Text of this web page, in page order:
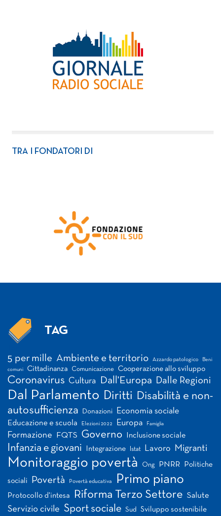
TRA I FONDATORI DI
TAG
5 per mille Ambiente e territorio Azzardo patologico Beni
comuni Cittadinanza Comunicazione Cooperazione allo sviluppo
Coronavirus Cultura Dall'Europa Dalle Regioni
Dal Parlamento Diritti Disabilità e non-
autosufficienza
Donazioni Economia sociale
Educazione e scuola Elezioni 2022 Europa Famiglia
Formazione FQTS Governo Inclusione sociale
Infanzia e giovani Integrazione Istat Lavoro Migranti
Monitoraggio povertà Ong PNRR Politiche
sociali Povertà Povertà educativa Primo piano
Protocollo d'intesa Riforma Terzo Settore Salute
Servizio civile Sport sociale Sud Sviluppo sostenibile